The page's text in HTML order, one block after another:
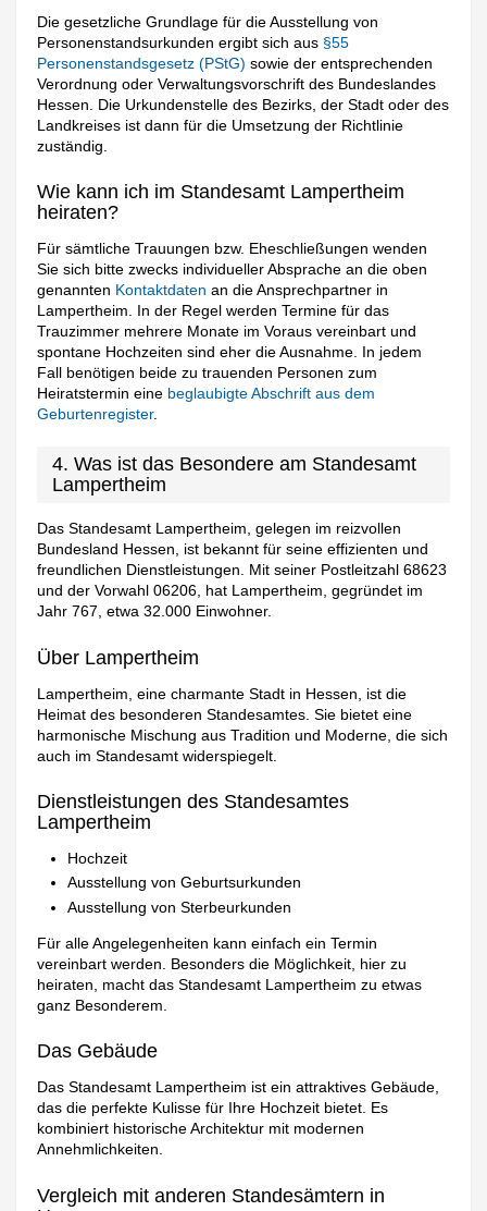
Die gesetzliche Grundlage für die Ausstellung von
Personenstandsurkunden ergibt sich aus §55
Personenstandsgesetz (PStG)sowie der entsprechenden
Verordnung oder Verwaltungsvorschrift des Bundeslandes
Hessen. Die Urkundenstelle des Bezirks, der Stadt oder des
Landkreises ist dann für die Umsetzung der Richtlinie
zuständig.
Wie kann ich im Standesamt Lampertheim
heiraten?
Für sämtliche Trauungen bzw. Eheschließungen wenden
Sie sich bitte zwecks individueller Absprache an die oben
genannten Kontaktdaten an die Ansprechpartner in
Lampertheim. In der Regel werden Termine für das
Trauzimmer mehrere Monate im Voraus vereinbart und
spontane Hochzeiten sind eher die Ausnahme. In jedem
Fall benötigen beide zu trauenden Personen zum
Heiratstermin eine beglaubigte Abschrift aus dem
Geburtenregister.
4. Was ist das Besondere am Standesamt
Lampertheim
Das Standesamt Lampertheim, gelegen im reizvollen
Bundesland Hessen, ist bekannt für seine effizienten und
freundlichen Dienstleistungen. Mit seiner Postleitzahl 68623
und der Vorwahl 06206, hat Lampertheim, gegründet im
Jahr 767, etwa 32.000 Einwohner.
Über Lampertheim
Lampertheim, eine charmante Stadt in Hessen, ist die
Heimat des besonderen Standesamtes. Sie bietet eine
harmonische Mischung aus Tradition und Moderne, die sich
auch im Standesamt widerspiegelt.
Dienstleistungen des Standesamtes
Lampertheim
Hochzeit
Ausstellung von Geburtsurkunden
Ausstellung von Sterbeurkunden
Für alle Angelegenheiten kann einfach ein Termin
vereinbart werden. Besonders die Möglichkeit, hier zu
heiraten, macht das Standesamt Lampertheim zu etwas
ganz Besonderem.
Das Gebäude
Das Standesamt Lampertheim ist ein attraktives Gebäude,
das die perfekte Kulisse für Ihre Hochzeit bietet. Es
kombiniert historische Architektur mit modernen
Annehmlichkeiten.
Vergleich mit anderen Standesämtern in